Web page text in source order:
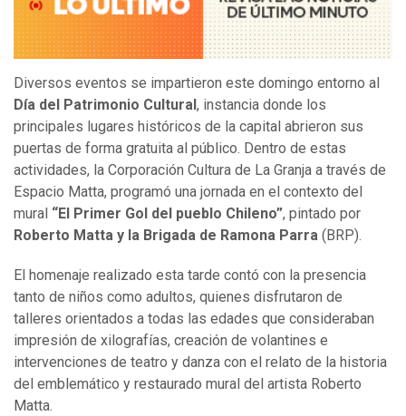
Diversos eventos se impartieron este domingo entorno al
Día del Patrimonio Cultural , instancia donde los
principales lugares históricos de la capital abrieron sus
puertas de forma gratuita al público. Dentro de estas
actividades, la Corporación Cultura de La Granja a través de
Espacio Matta, programó una jornada en el contexto del
mural “El Primer Gol del pueblo Chileno”, pintado por
Roberto Matta y la Brigada de Ramona Parra (BRP).
El homenaje realizado esta tarde contó con la presencia
tanto de niños como adultos, quienes disfrutaron de
talleres orientados a todas las edades que consideraban
impresión de xilografías, creación de volantines e
intervenciones de teatro y danza con el relato de la historia
del emblemático y restaurado mural del artista Roberto
Matta.